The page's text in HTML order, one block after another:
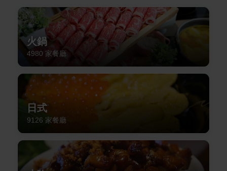
火鍋
4980 家餐廳
日式
9126 家餐廳